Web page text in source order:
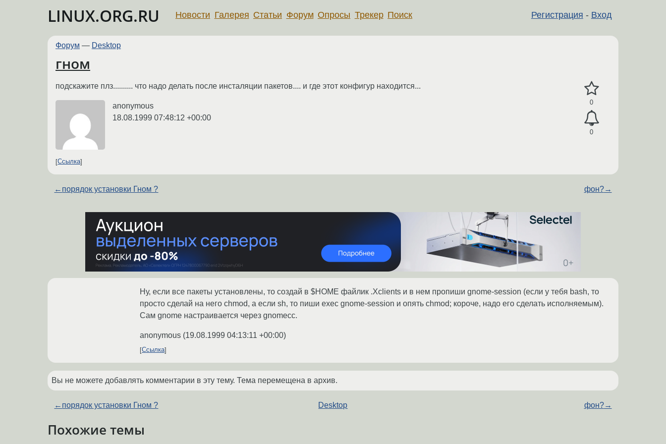
LINUX.ORG.RU Регистрация - Вход
Новости Галерея Статьи Форум Опросы Трекер Поиск
Форум — Desktop
гном
0
0
подскажите плз.......... что надо делать после инсталяции пакетов.... и где этот конфигур находится...
anonymous
18.08.1999 07:48:12 +00:00
Ссылка
← порядок установки Гном ? фон?→
Ну, если все пакеты установлены, то создай в $HOME файлик .Xclients и в нем пропиши gnome-session (если у тебя bash, то
просто сделай на него chmod, а если sh, то пиши exec gnome-session и опять chmod; короче, надо его сделать исполняемым).
Сам gnome настраивается через gnomecc.
anonymous (19.08.1999 04:13:11 +00:00)
Ссылка
Вы не можете добавлять комментарии в эту тему. Тема перемещена в архив.
← порядок установки Гном ? Desktop фон?→
Похожие темы